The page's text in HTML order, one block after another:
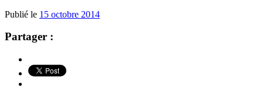
Publié le 15 octobre 2014
Partager :